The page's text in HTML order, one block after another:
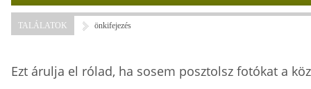
TALÁLATOK önkifejezés
Ezt árulja el rólad, ha sosem posztolsz fotókat a